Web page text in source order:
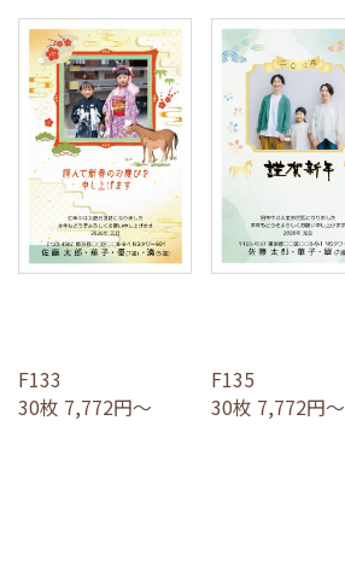
F133
30枚 7,772円～
F135
30枚 7,772円～